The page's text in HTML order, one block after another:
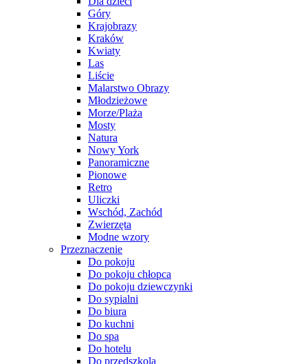
Góry
Krajobrazy
Kraków
Kwiaty
Las
Liście
Malarstwo Obrazy
Młodzieżowe
Morze/Plaża
Mosty
Natura
Nowy York
Panoramiczne
Pionowe
Retro
Uliczki
Wschód, Zachód
Zwierzęta
Modne wzory
Przeznaczenie
Do pokoju
Do pokoju chłopca
Do pokoju dziewczynki
Do sypialni
Do biura
Do kuchni
Do spa
Do hotelu
Do przedszkola